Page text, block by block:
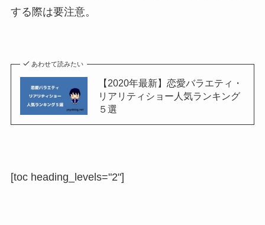
する際は要注意。
あわせて読みたい
【2020年最新】恋愛バラエティ・
リアリティショー人気ランキング
５選
[toc heading_levels="2"]